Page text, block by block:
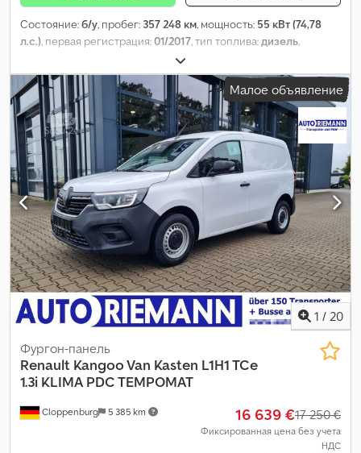
Состояние:б/у, пробег: 357 248 км, мощность: 55 кВт (74,78
л.с.), первая регистрация:01/2017, тип топлива:дизель,
, тип передачи:
количество мест:3, Год выпуска:2017,
Малое объявление
1 / 20
Cloppenburg 5 385 km
Фургон-панель
Renault Kangoo Van Kasten L1H1 TCe
1.3i KLIMA PDC TEMPOMAT
16 639 €17 250 €
Фиксированная цена без учета
НДС